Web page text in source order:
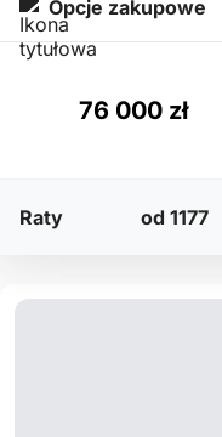
Opcje zakupowe
76 000 zł
Raty od 1177